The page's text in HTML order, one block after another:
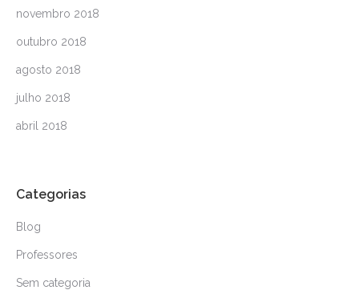
novembro 2018
outubro 2018
agosto 2018
julho 2018
abril 2018
Categorias
Blog
Professores
Sem categoria